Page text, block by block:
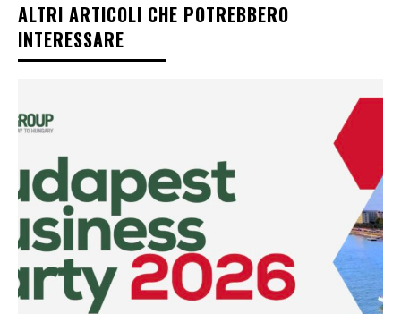
ALTRI ARTICOLI CHE POTREBBERO
INTERESSARE